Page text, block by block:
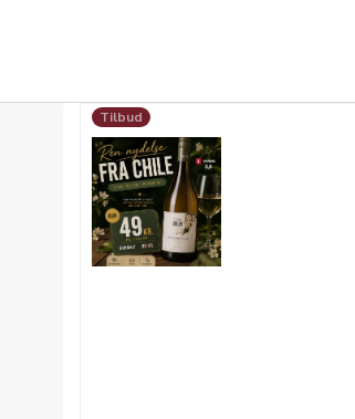
Tilbud